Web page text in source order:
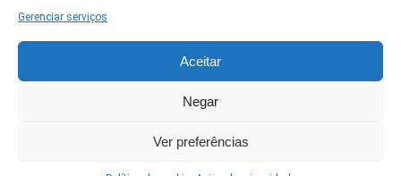
Gerenciar serviços
Aceitar
Negar
Ver preferências
*Datasul, Fluig, Protheus, RM e TOTVS são uma
direitos reservados.Políticas de privacidade